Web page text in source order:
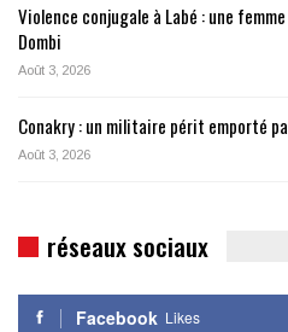
Violence conjugale à Labé : une
Dombi
Août 3, 2026
Conakry : un militaire périt emporté
Août 3, 2026
réseaux sociaux
Facebook Likes